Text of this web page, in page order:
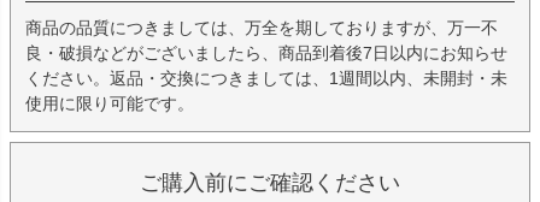
商品の品質につきましては、万全を期しておりますが、万一不
良・破損などがございましたら、商品到着後7日以内にお知らせ
ください。返品・交換につきましては、1週間以内、未開封・未
使用に限り可能です。
ご購入前にご確認ください